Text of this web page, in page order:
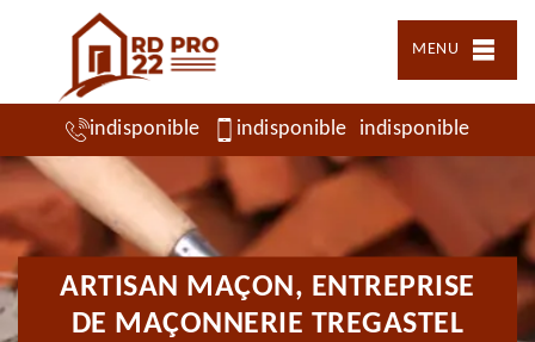
MENU
indisponible indisponible indisponible
ARTISAN MAÇON, ENTREPRISE
DE MAÇONNERIE TREGASTEL